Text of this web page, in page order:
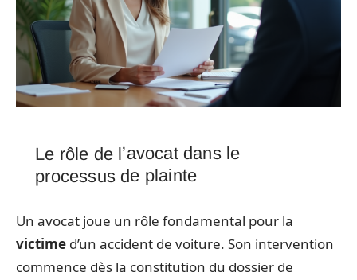
Le rôle de l’avocat dans le
processus de plainte
Un avocat joue un rôle fondamental pour la
victime d’un accident de voiture. Son intervention
commence dès la constitution du dossier de